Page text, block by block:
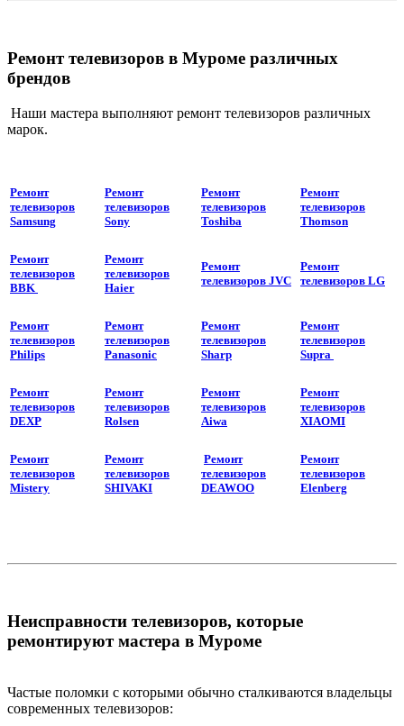
Ремонт телевизоров в Муроме различных
брендов
Наши мастера выполняют ремонт телевизоров различных
марок.
Ремонт
телевизоров
Samsung
Ремонт
телевизоров
Sony
Ремонт
телевизоров
Toshiba
Ремонт
телевизоров
Thomson
Ремонт
телевизоров
BBK
Ремонт
телевизоров
Haier
Ремонт
телевизоров JVC
Ремонт
телевизоров LG
Ремонт
телевизоров
Philips
Ремонт
телевизоров
Panasonic
Ремонт
телевизоров
Sharp
Ремонт
телевизоров
Supra
Ремонт
телевизоров
DEXP
Ремонт
телевизоров
Rolsen
Ремонт
телевизоров
Aiwa
Ремонт
телевизоров
XIAOMI
Ремонт
телевизоров
Mistery
Ремонт
телевизоров
SHIVAKI
Ремонт
телевизоров
DEAWOO
Ремонт
телевизоров
Elenberg
Неисправности телевизоров, которые
ремонтируют мастера в Муроме
Частые поломки с которыми обычно сталкиваются владельцы
современных телевизоров: